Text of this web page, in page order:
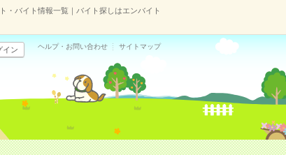
・バイト情報一覧｜バイト探しはエンバイト
イン ヘルプ・お問い合わせ サイトマップ